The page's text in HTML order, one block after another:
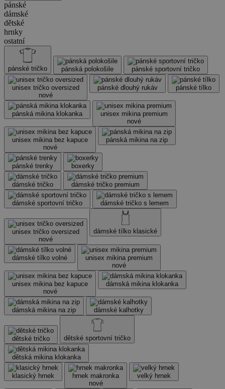
pánské
dámské
dětské
hrnky
ostatní
pánské tričko pánská polokošile pánské sportovní tričko
unisex tričko oversized
nové
pánské dlouhý rukáv pánské tílko
pánská mikina klokanka
unisex mikina premium
nové
unisex mikina bez kapuce
nové
pánská mikina na zip
pánské trenky boxerky
dámské tričko dámské tričko premium
dámské sportovní tričko dámské tričko s lemem
unisex tričko oversized
nové
dámské tílko klasické
dámské tílko volné
unisex mikina premium
nové
unisex mikina bez kapuce
nové
dámská mikina klokanka
dámská mikina na zip dámské kalhotky
dětské tričko dětské sportovní tričko
dětská mikina klokanka
klasický hrnek
hrnek makronka
nové
velký hrnek